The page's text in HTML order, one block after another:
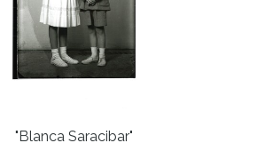
"Blanca Saracibar"